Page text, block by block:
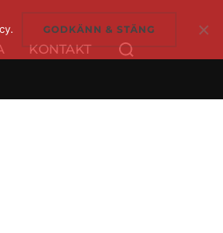
KONTAKT
Sök
efter:
GODKÄNN & STÄNG